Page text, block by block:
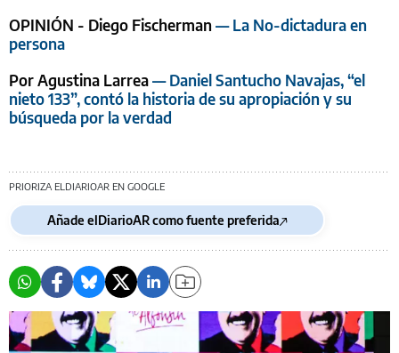
OPINIÓN - Diego Fischerman— La No-dictadura en
persona
Por Agustina Larrea— Daniel Santucho Navajas, “el
nieto 133”, contó la historia de su apropiación y su
búsqueda por la verdad
PRIORIZA ELDIARIOAR EN GOOGLE
Añade elDiarioAR como fuente preferida